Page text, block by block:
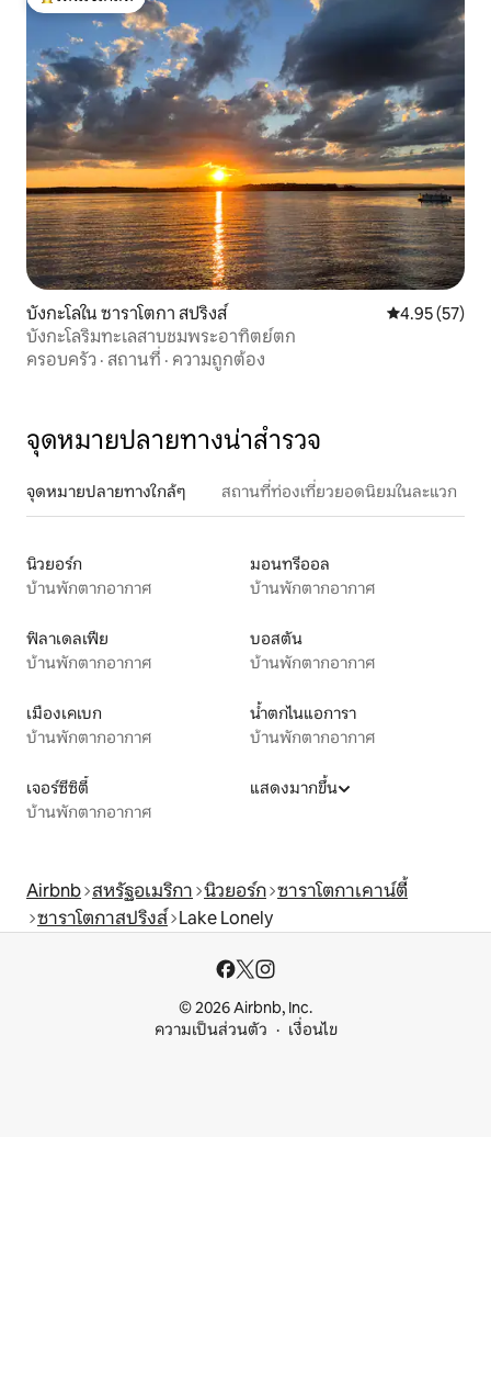
โดนใจเกสต์ที่สุด
บังกะโลใน ซาราโตกา สปริงส์ คะแนนเฉลี่ย
4.95 (57)
บังกะโลริมทะเลสาบชมพระอาทิตย์ตก
ครอบครัว · สถานที่ · ความถูกต้อง
จุดหมายปลายทางน่าสำรวจ
จุดหมายปลายทางใกล้ๆ สถานที่ท่องเที่ยวยอดนิยมในละแวก
นิวยอร์ก
บ้านพักตากอากาศ
มอนทรีออล
บ้านพักตากอากาศ
ฟิลาเดลเฟีย
บ้านพักตากอากาศ
บอสตัน
บ้านพักตากอากาศ
เมืองเคเบก
บ้านพักตากอากาศ
น้ำตกไนแอการา
บ้านพักตากอากาศ
เจอร์ซีซิตี้
บ้านพักตากอากาศ
แสดงมากขึ้น
Airbnb สหรัฐอเมริกา นิวยอร์ก ซาราโตกาเคาน์ตี้
ซาราโตกาสปริงส์ Lake Lonely
© 2026 Airbnb, Inc.
ความเป็นส่วนตัว
เงื่อนไข